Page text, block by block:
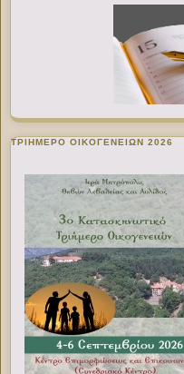
ΤΡΙΗΜΕΡΟ ΟΙΚΟΓΕΝΕΙΩΝ 2026